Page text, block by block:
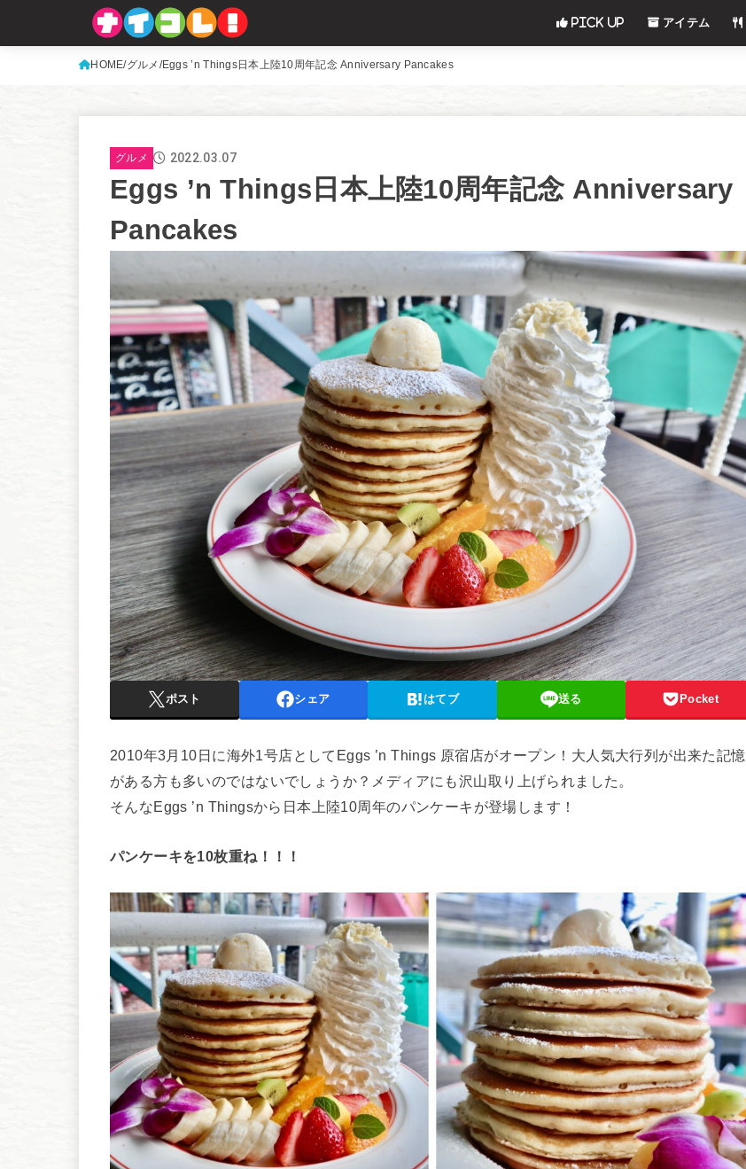
Pick UP アイテム
HOME グルメ Eggs ’n Things日本上陸10周年記念 Anniversary Pancakes
グルメ 2022.03.07
Eggs ’n Things日本上陸10周年記念 Anniversary
Pancakes
ポスト シェア はてブ 送る Pocket
2010年3月10日に海外1号店としてEggs ’n Things 原宿店がオープン！大人気大行列が出来た記憶
がある方も多いのではないでしょうか？メディアにも沢山取り上げられました。
そんなEggs ’n Thingsから日本上陸10周年のパンケーキが登場します！
パンケーキを10枚重ね！！！